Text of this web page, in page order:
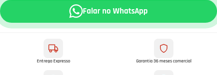
Falar no WhatsApp
Entrega Expresso Garantia 36 meses comercial